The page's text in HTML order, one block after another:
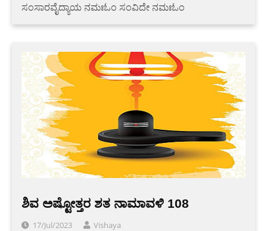
ಸಂಸಾರವೈದ್ಯಾಯ ನಮಃಓಂ ಸಂವಿದೇ ನಮಃಓಂ
ಶಿವ ಅಷ್ಟೋತ್ತರ ಶತ ನಾಮಾವಳಿ 108
17/Jul/2023 Vishaya